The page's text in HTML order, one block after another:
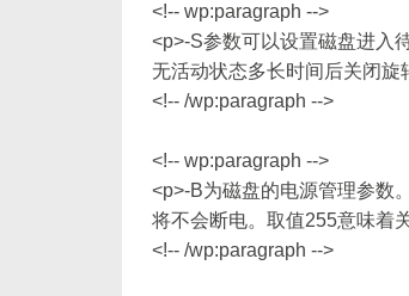
<!-- wp:paragraph -->
<p>-S参数可以设置磁盘进入
无活动状态多长时间后关闭旋
<!-- /wp:paragraph -->
<!-- wp:paragraph -->
<p>-B为磁盘的电源管理参数
将不会断电。取值255意味着
<!-- /wp:paragraph -->